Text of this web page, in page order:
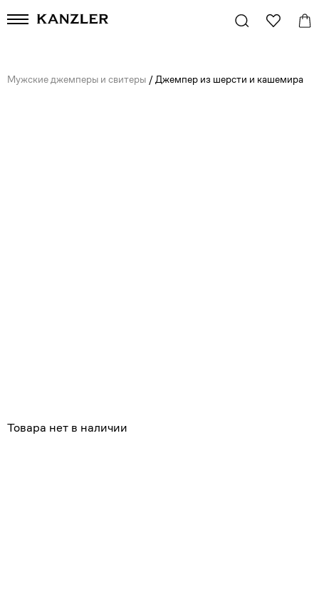
Мужские джемперы и свитеры / Джемпер из шерсти и кашемира
Товара нет в наличии